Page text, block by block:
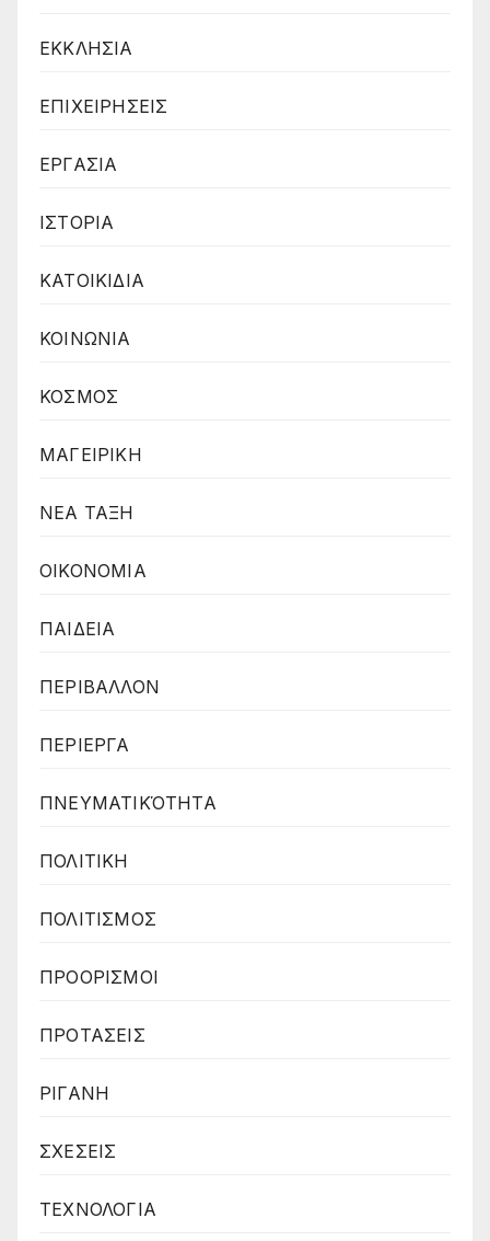
ΕΚΚΛΗΣΙΑ
ΕΠΙΧΕΙΡΗΣΕΙΣ
ΕΡΓΑΣΙΑ
ΙΣΤΟΡΙΑ
ΚΑΤΟΙΚΙΔΙΑ
ΚΟΙΝΩΝΙΑ
ΚΟΣΜΟΣ
ΜΑΓΕΙΡΙΚΗ
ΝΕΑ ΤΑΞΗ
ΟΙΚΟΝΟΜΙΑ
ΠΑΙΔΕΙΑ
ΠΕΡΙΒΑΛΛΟΝ
ΠΕΡΙΕΡΓΑ
ΠΝΕΥΜΑΤΙΚΌΤΗΤΑ
ΠΟΛΙΤΙΚΗ
ΠΟΛΙΤΙΣΜΟΣ
ΠΡΟΟΡΙΣΜΟΙ
ΠΡΟΤΑΣΕΙΣ
ΡΙΓΑΝΗ
ΣΧΕΣΕΙΣ
ΤΕΧΝΟΛΟΓΙΑ